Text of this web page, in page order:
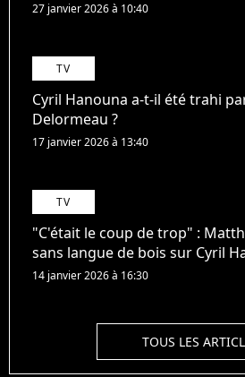
27 janvier 2026 à 10:40
TV
Cyril Hanouna a-t-il été trahi
Delormeau ?
17 janvier 2026 à 13:40
TV
"C'était le coup de trop" :
sans langue de bois sur Cyril
14 janvier 2026 à 16:30
TOUS LES